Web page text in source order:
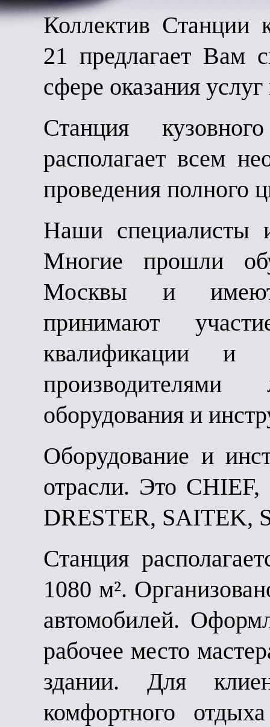
Коллектив
21 предлагает Вам
сфере оказания
Станция
располагает всем
проведения полного
Наши специалисты
Многие прошли
Москвы и имеют
принимают
квалификации и
производителями
оборудования и
Оборудование и
отрасли. Это
DRESTER, SAITEK,
Станция
1080 м².
автомобилей.
рабочее место
здании. Для
комфортного